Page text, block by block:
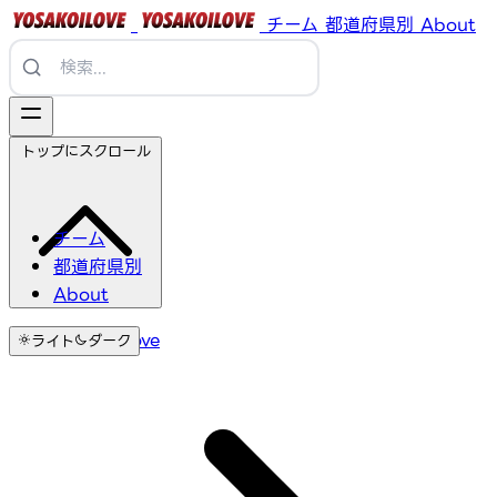
チーム 都道府県別 About
チーム
都道府県別
About
ライト ダーク
トップにスクロール
YosakoiLove